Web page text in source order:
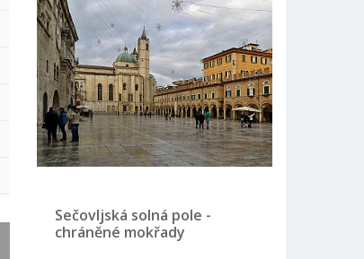
Sečovljská solná pole -
chráněné mokřady